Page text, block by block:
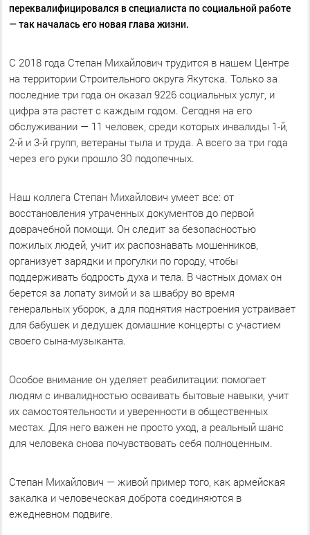
переквалифицировался в специалиста по социальной работе
— так началась его новая глава жизни.
С 2018 года Степан Михайлович трудится в нашем Центре
на территории Строительного округа Якутска. Только за
последние три года он оказал 9226 социальных услуг, и
цифра эта растет с каждым годом. Сегодня на его
обслуживании — 11 человек, среди которых инвалиды 1-й,
2-й и 3-й групп, ветераны тыла и труда. А всего за три года
через его руки прошло 30 подопечных.
Наш коллега Степан Михайлович умеет все: от
восстановления утраченных документов до первой
доврачебной помощи. Он следит за безопасностью
пожилых людей, учит их распознавать мошенников,
организует зарядки и прогулки по городу, чтобы
поддерживать бодрость духа и тела. В частных домах он
берется за лопату зимой и за швабру во время
генеральных уборок, а для поднятия настроения устраивает
для бабушек и дедушек домашние концерты с участием
своего сына-музыканта.
Особое внимание он уделяет реабилитации: помогает
людям с инвалидностью осваивать бытовые навыки, учит
их самостоятельности и уверенности в общественных
местах. Для него важен не просто уход, а реальный шанс
для человека снова почувствовать себя полноценным.
Степан Михайлович — живой пример того, как армейская
закалка и человеческая доброта соединяются в
ежедневном подвиге.